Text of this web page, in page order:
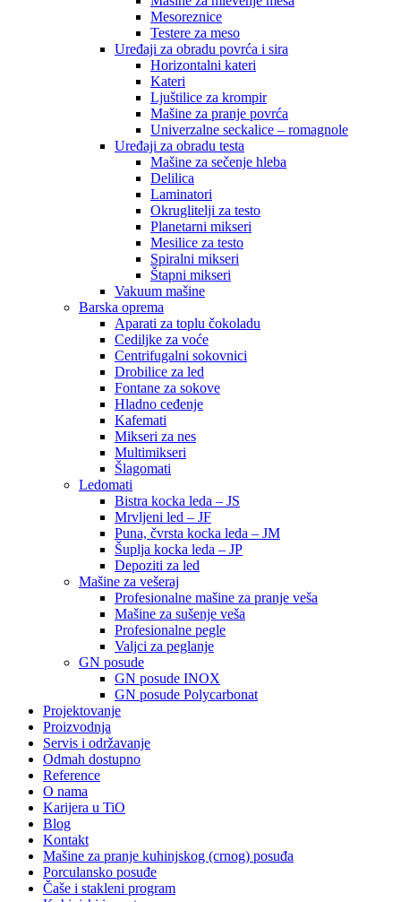
Mesoreznice
Testere za meso
Uređaji za obradu povrća i sira
Horizontalni kateri
Kateri
Ljuštilice za krompir
Mašine za pranje povrća
Univerzalne seckalice – romagnole
Uređaji za obradu testa
Mašine za sečenje hleba
Delilica
Laminatori
Okruglitelji za testo
Planetarni mikseri
Mesilice za testo
Spiralni mikseri
Štapni mikseri
Vakuum mašine
Barska oprema
Aparati za toplu čokoladu
Cediljke za voće
Centrifugalni sokovnici
Drobilice za led
Fontane za sokove
Hladno ceđenje
Kafemati
Mikseri za nes
Multimikseri
Šlagomati
Ledomati
Bistra kocka leda – JS
Mrvljeni led – JF
Puna, čvrsta kocka leda – JM
Šuplja kocka leda – JP
Depoziti za led
Mašine za vešeraj
Profesionalne mašine za pranje veša
Mašine za sušenje veša
Profesionalne pegle
Valjci za peglanje
GN posude
GN posude INOX
GN posude Polycarbonat
Projektovanje
Proizvodnja
Servis i održavanje
Odmah dostupno
Reference
O nama
Karijera u TiO
Blog
Kontakt
Mašine za pranje kuhinjskog (crnog) posuđa
Porculansko posuđe
Čaše i stakleni program